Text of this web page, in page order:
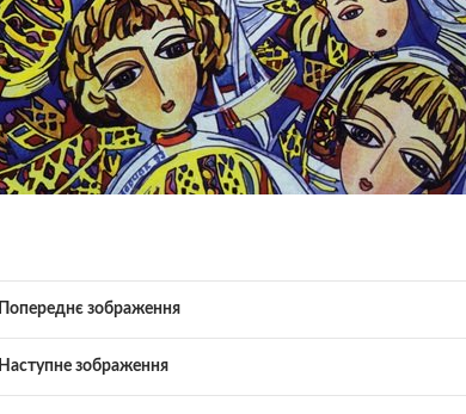
Попереднє зображення
Наступне зображення